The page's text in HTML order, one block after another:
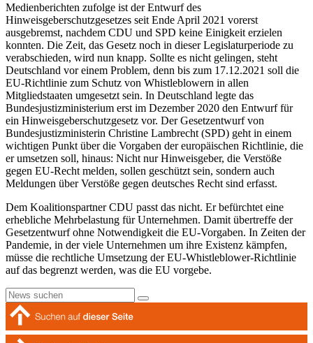
Medienberichten zufolge ist der Entwurf des
Hinweisgeberschutzgesetzes seit Ende April 2021 vorerst
ausgebremst, nachdem CDU und SPD keine Einigkeit erzielen
konnten. Die Zeit, das Gesetz noch in dieser Legislaturperiode zu
verabschieden, wird nun knapp. Sollte es nicht gelingen, steht
Deutschland vor einem Problem, denn bis zum 17.12.2021 soll die
EU-Richtlinie zum Schutz von Whistleblowern in allen
Mitgliedstaaten umgesetzt sein. In Deutschland legte das
Bundesjustizministerium erst im Dezember 2020 den Entwurf für
ein Hinweisgeberschutzgesetz vor. Der Gesetzentwurf von
Bundesjustizministerin Christine Lambrecht (SPD) geht in einem
wichtigen Punkt über die Vorgaben der europäischen Richtlinie, die
er umsetzen soll, hinaus: Nicht nur Hinweisgeber, die Verstöße
gegen EU-Recht melden, sollen geschützt sein, sondern auch
Meldungen über Verstöße gegen deutsches Recht sind erfasst.
Dem Koalitionspartner CDU passt das nicht. Er befürchtet eine
erhebliche Mehrbelastung für Unternehmen. Damit übertreffe der
Gesetzentwurf ohne Notwendigkeit die EU-Vorgaben. In Zeiten der
Pandemie, in der viele Unternehmen um ihre Existenz kämpfen,
müsse die rechtliche Umsetzung der EU-Whistleblower-Richtlinie
auf das begrenzt werden, was die EU vorgebe.